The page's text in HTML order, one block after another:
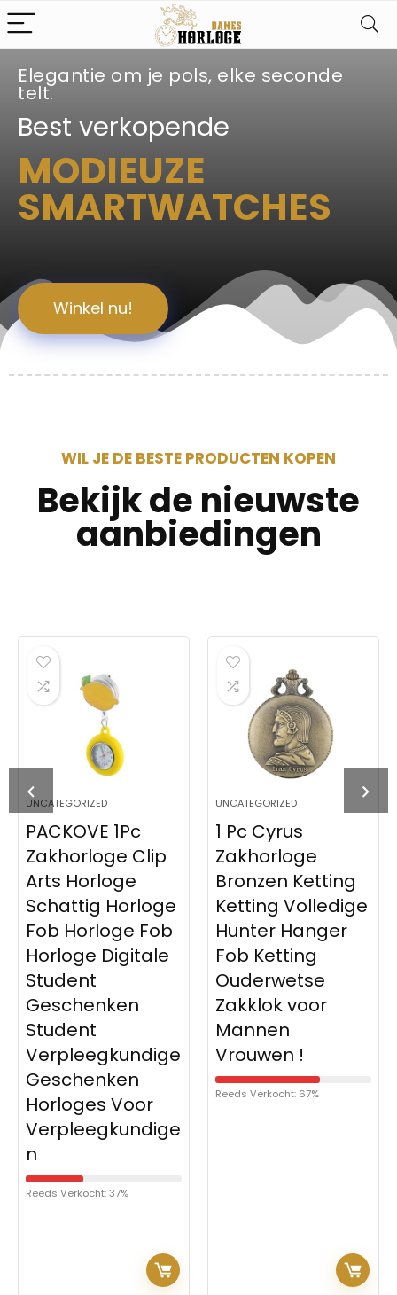
Elegantie om je pols, elke seconde
telt.
Best verkopende
MODIEUZE
SMARTWATCHES
Winkel nu!
WIL JE DE BESTE PRODUCTEN KOPEN
Bekijk de nieuwste
aanbiedingen
UNCATEGORIZED
PACKOVE 1Pc
Zakhorloge Clip
Arts Horloge
Schattig Horloge
Fob Horloge Fob
Horloge Digitale
Student
Geschenken
Student
Verpleegkundige
Geschenken
Horloges Voor
Verpleegkundige
n
Reeds Verkocht: 37%
UNCATEGORIZED
1 Pc Cyrus
Zakhorloge
Bronzen Ketting
Ketting Volledige
Hunter Hanger
Fob Ketting
Ouderwetse
Zakklok voor
Mannen
Vrouwen !
Reeds Verkocht: 67%